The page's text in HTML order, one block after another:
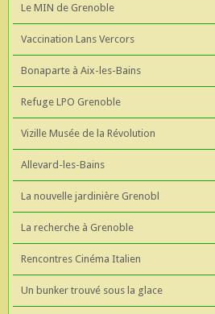
Le MIN de Grenoble
Vaccination Lans Vercors
Bonaparte à Aix-les-Bains
Refuge LPO Grenoble
Vizille Musée de la Révolution
Allevard-les-Bains
La nouvelle jardinière Grenobl
La recherche à Grenoble
Rencontres Cinéma Italien
Un bunker trouvé sous la glace